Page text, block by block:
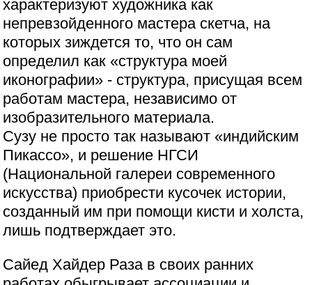
характеризуют художника как
непревзойденного мастера скетча, на
которых зиждется то, что он сам
определил как «структура моей
иконографии» - структура, присущая всем
работам мастера, независимо от
изобразительного материала.
Сузу не просто так называют «индийским
Пикассо», и решение НГСИ
(Национальной галереи современного
искусства) приобрести кусочек истории,
созданный им при помощи кисти и холста,
лишь подтверждает это.
Сайед Хайдер Раза в своих ранних